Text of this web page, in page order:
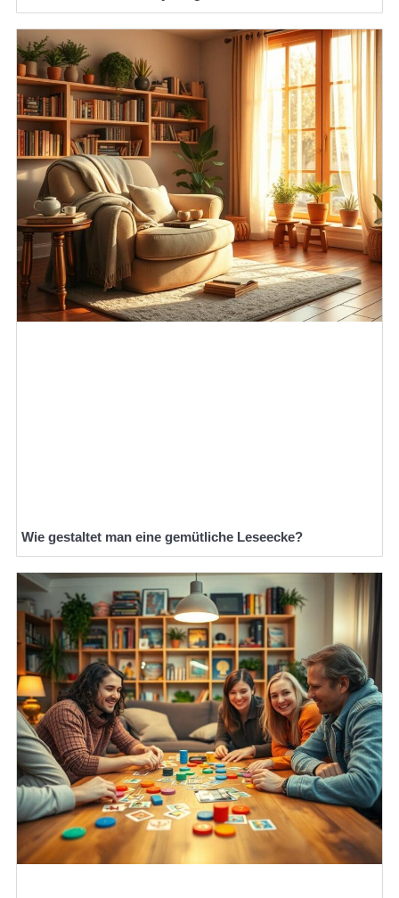
Wie gestaltet man eine gemütliche Leseecke?